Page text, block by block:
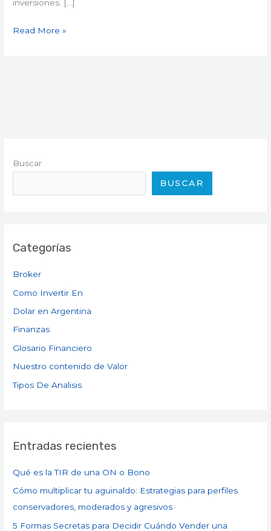
Buscar
BUSCAR
Categorías
Broker
Como Invertir En
Dolar en Argentina
Finanzas
Glosario Financiero
Nuestro contenido de Valor
Tipos De Analisis
Entradas recientes
Qué es la TIR de una ON o Bono
Cómo multiplicar tu aguinaldo: Estrategias para perfiles
conservadores, moderados y agresivos
5 Formas Secretas para Decidir Cuándo Vender una
inversiones. […]
Read More »